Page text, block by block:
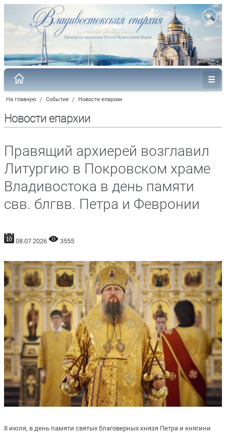
На главную / События / Новости епархии
Новости епархии
Правящий архиерей возглавил
Литургию в Покровском храме
Владивостока в день памяти
свв. блгвв. Петра и Февронии
08.07.2026 3555
8 июля, в день памяти святых благоверных князя Петра и княгини